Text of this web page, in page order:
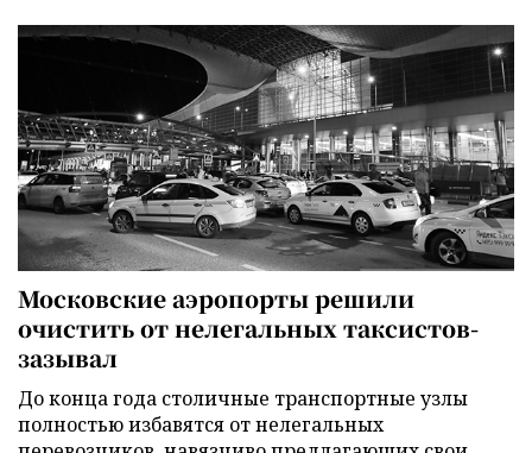
Московские аэропорты решили
очистить от нелегальных таксистов-
зазывал
До конца года столичные транспортные узлы
полностью избавятся от нелегальных